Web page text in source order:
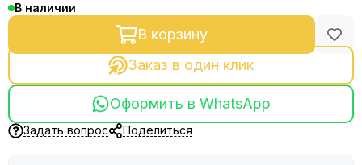
В наличии
В корзину
Заказ в один клик
Оформить в WhatsApp
Задать вопрос Поделиться